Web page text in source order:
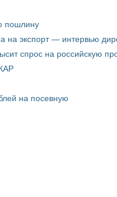
пошлину
на экспорт — интервью
спрос на российскую
на посевную